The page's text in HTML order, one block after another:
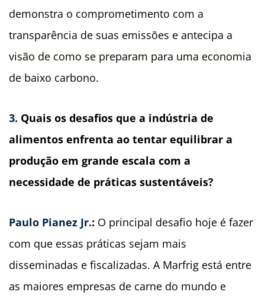
demonstra o comprometimento com a
transparência de suas emissões e antecipa a
visão de como se preparam para uma economia
de baixo carbono.
3. Quais os desafios que a indústria de
alimentos enfrenta ao tentar equilibrar a
produção em grande escala com a
necessidade de práticas sustentáveis?
Paulo Pianez Jr.: O principal desafio hoje é fazer
com que essas práticas sejam mais
disseminadas e fiscalizadas. A Marfrig está entre
as maiores empresas de carne do mundo e